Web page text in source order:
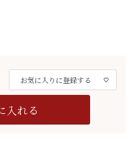
お気に入りに登録する
入れる